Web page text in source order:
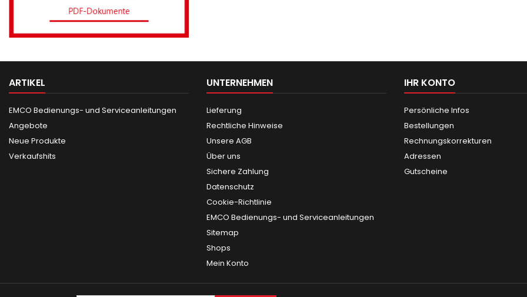
ARTIKEL
EMCO Bedienungs- und Serviceanleitungen
Angebote
Neue Produkte
Verkaufshits
UNTERNEHMEN
Lieferung
Rechtliche Hinweise
Unsere AGB
Über uns
Sichere Zahlung
Datenschutz
Cookie-Richtlinie
EMCO Bedienungs- und Serviceanleitungen
Sitemap
Shops
Mein Konto
IHR KONTO
Persönliche Infos
Bestellungen
Rechnungskorrekturen
Adressen
Gutscheine